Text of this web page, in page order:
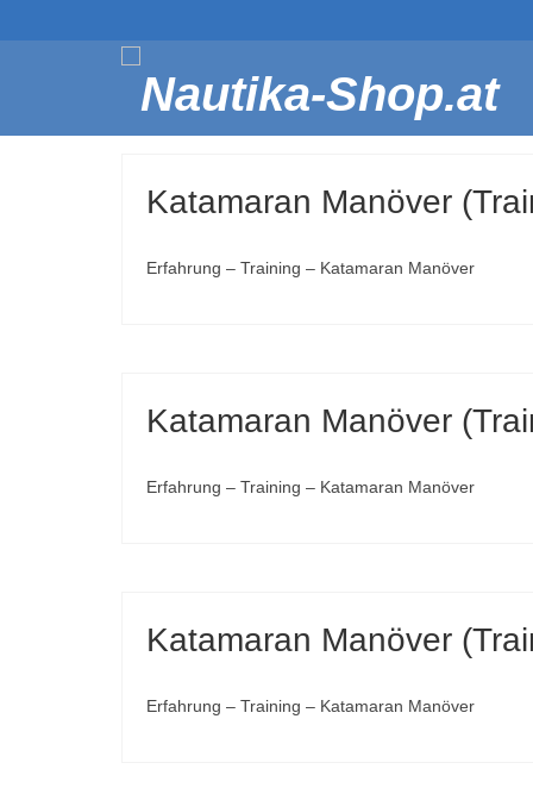
Katamaran Manöver
Erfahrung – Training – Katamaran Manöver
Katamaran Manöver
Erfahrung – Training – Katamaran Manöver
Katamaran Manöver
Erfahrung – Training – Katamaran Manöver